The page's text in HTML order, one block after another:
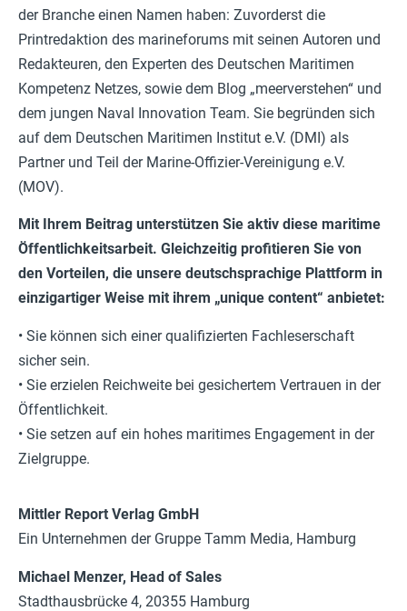
der Branche einen Namen haben: Zuvorderst die
Printredaktion des marineforums mit seinen Autoren und
Redakteuren, den Experten des Deutschen Maritimen
Kompetenz Netzes, sowie dem Blog „meerverstehen“ und
dem jungen Naval Innovation Team. Sie begründen sich
auf dem Deutschen Maritimen Institut e.V. (DMI) als
Partner und Teil der Marine-Offizier-Vereinigung e.V.
(MOV).
Mit Ihrem Beitrag unterstützen Sie aktiv diese maritime
Öffentlichkeitsarbeit. Gleichzeitig profitieren Sie von
den Vorteilen, die unsere deutschsprachige Plattform in
einzigartiger Weise mit ihrem „unique content“ anbietet:
• Sie können sich einer qualifizierten Fachleserschaft
sicher sein.
• Sie erzielen Reichweite bei gesichertem Vertrauen in der
Öffentlichkeit.
• Sie setzen auf ein hohes maritimes Engagement in der
Zielgruppe.
Mittler Report Verlag GmbH
Ein Unternehmen der Gruppe Tamm Media, Hamburg
Michael Menzer, Head of Sales
Stadthausbrücke 4, 20355 Hamburg